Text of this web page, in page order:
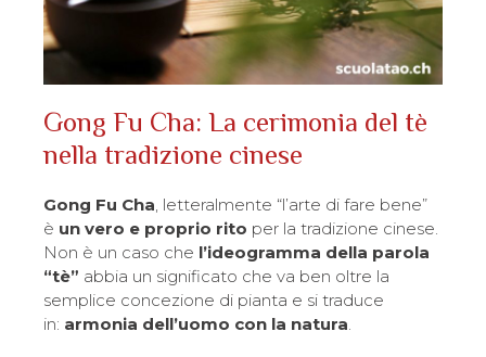
Gong Fu Cha: La cerimonia del tè
nella tradizione cinese
Gong Fu Cha, letteralmente “l’arte di fare bene”
è un vero e proprio rito per la tradizione cinese.
Non è un caso che l’ideogramma della parola
“tè” abbia un significato che va ben oltre la
semplice concezione di pianta e si traduce
in: armonia dell’uomo con la natura.